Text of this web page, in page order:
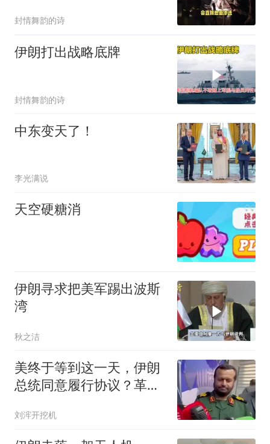
封情舞韵的诗
伊朗打出战略底牌
封情舞韵的诗
中东变天了！
李光满说
天空硬糖消
伊朗寻求把美军踢出波斯
湾
秋之洁
美终于等到这一天，伊朗
总统同意履行协议？革命
刘浶开挖机